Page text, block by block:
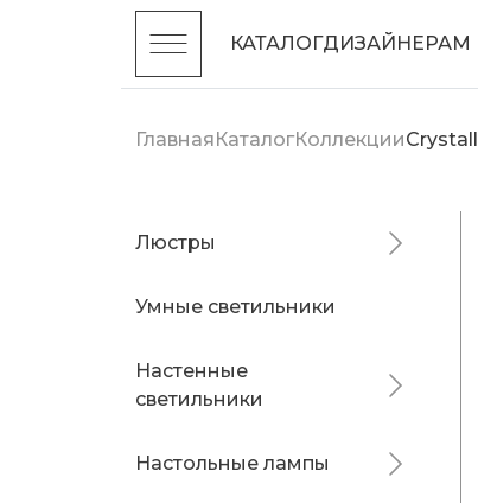
КАТАЛОГДИЗАЙНЕРАМ
ГлавнаяКаталогКоллекцииCrystall
Люстры
Умные светильники
Настенные
светильники
Настольные лампы